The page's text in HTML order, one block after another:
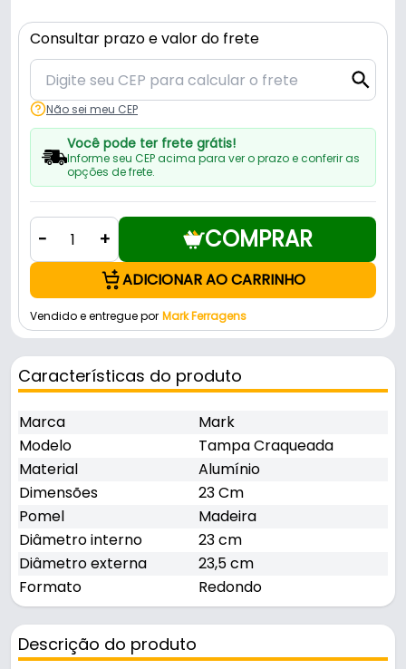
Consultar prazo e valor do frete
Não sei meu CEP
Você pode ter frete grátis!
Informe seu CEP acima para ver o prazo e conferir as
opções de frete.
- + COMPRAR
ADICIONAR AO CARRINHO
Vendido e entregue por Mark Ferragens
Características do produto
Marca
Mark
Modelo
Tampa Craqueada
Material
Alumínio
Dimensões
23 Cm
Pomel
Madeira
Diâmetro interno
23 cm
Diâmetro externa
23,5 cm
Formato
Redondo
Descrição do produto